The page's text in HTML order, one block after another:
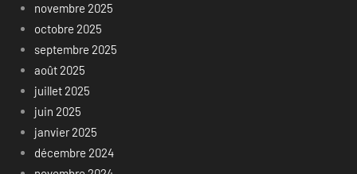
novembre 2025
octobre 2025
septembre 2025
août 2025
juillet 2025
juin 2025
janvier 2025
décembre 2024